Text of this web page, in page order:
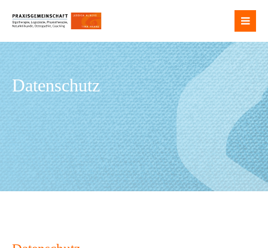
Login
Benutzername
Anmelden
Datenschutz